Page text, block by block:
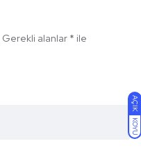
AÇIK
KOYU
Gerekli alanlar * ile